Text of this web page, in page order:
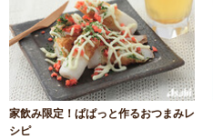
家飲み限定！ぱぱっと作るおつまみレ
シピ